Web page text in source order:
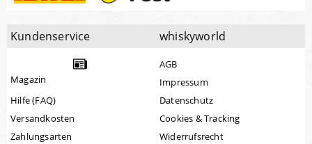
Kundenservice
Magazin
Hilfe (FAQ)
Versandkosten
Zahlungsarten
whiskyworld
AGB
Impressum
Datenschutz
Cookies & Tracking
Widerrufsrecht